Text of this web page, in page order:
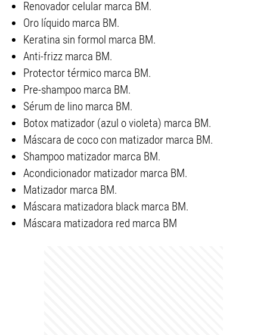
Renovador celular marca BM.
Oro líquido marca BM.
Keratina sin formol marca BM.
Anti-frizz marca BM.
Protector térmico marca BM.
Pre-shampoo marca BM.
Sérum de lino marca BM.
Botox matizador (azul o violeta) marca BM.
Máscara de coco con matizador marca BM.
Shampoo matizador marca BM.
Acondicionador matizador marca BM.
Matizador marca BM.
Máscara matizadora black marca BM.
Máscara matizadora red marca BM